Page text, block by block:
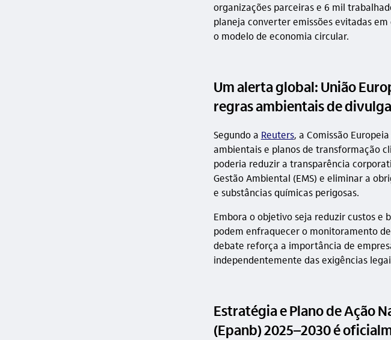
organizações parceiras e 6 mil
planeja converter emissões evitadas
o modelo de economia circular.
Um alerta global: União
regras ambientais de
Segundo a Reuters, a Comissão
ambientais e planos de transformação
poderia reduzir a transparência
Gestão Ambiental (EMS) e eliminar a
e substâncias químicas perigosas.
Embora o objetivo seja reduzir custos e
podem enfraquecer o monitoramento
debate reforça a importância de
independentemente das exigências
Estratégia e Plano de Ação
(Epanb) 2025–2030 é